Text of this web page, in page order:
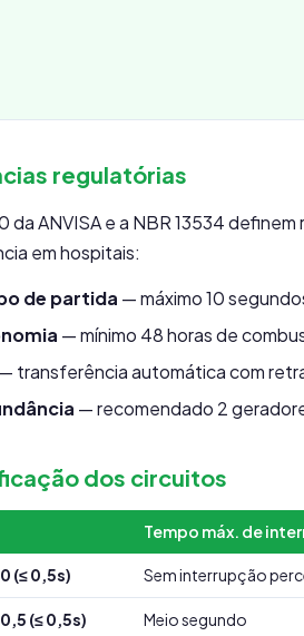
regulatórias
da ANVISA e a NBR 13534
em hospitais:
de partida — máximo 10
— mínimo 48 horas de
— transferência automática com
— recomendado 2
dos circuitos
Tempo máx. de
(≤ 0,5s) Sem interrupção
(≤ 0,5s) Meio segundo